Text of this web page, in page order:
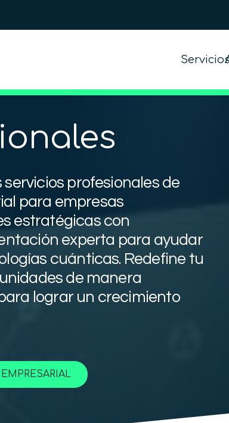
profesionales de
para empresas
estratégicas con
experta para ayudar
cuánticas. Redefine tu
de manera
lograr un crecimiento